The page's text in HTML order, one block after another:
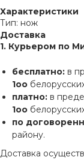
Характеристики
Тип: нож
Доставка
1. Курьером по
бесплатно: в
1оо
платно: в
1оо
по
району.
Доставка